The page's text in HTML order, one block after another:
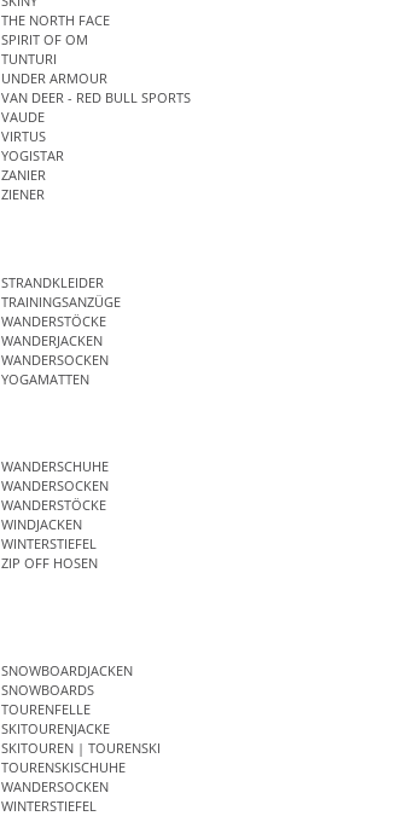
THE NORTH FACE
SPIRIT OF OM
TUNTURI
UNDER ARMOUR
VAN DEER - RED BULL SPORTS
VAUDE
VIRTUS
YOGISTAR
ZANIER
ZIENER
STRANDKLEIDER
TRAININGSANZÜGE
WANDERSTÖCKE
WANDERJACKEN
WANDERSOCKEN
YOGAMATTEN
WANDERSCHUHE
WANDERSOCKEN
WANDERSTÖCKE
WINDJACKEN
WINTERSTIEFEL
ZIP OFF HOSEN
SNOWBOARDJACKEN
SNOWBOARDS
TOURENFELLE
SKITOURENJACKE
SKITOUREN | TOURENSKI
TOURENSKISCHUHE
WANDERSOCKEN
WINTERSTIEFEL